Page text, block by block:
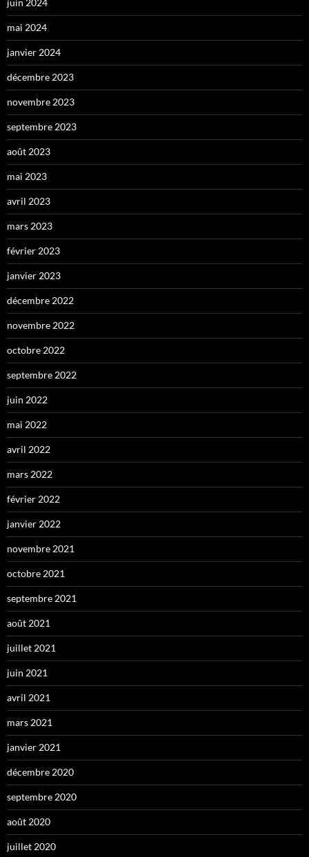
juin 2024
mai 2024
janvier 2024
décembre 2023
novembre 2023
septembre 2023
août 2023
mai 2023
avril 2023
mars 2023
février 2023
janvier 2023
décembre 2022
novembre 2022
octobre 2022
septembre 2022
juin 2022
mai 2022
avril 2022
mars 2022
février 2022
janvier 2022
novembre 2021
octobre 2021
septembre 2021
août 2021
juillet 2021
juin 2021
avril 2021
mars 2021
janvier 2021
décembre 2020
septembre 2020
août 2020
juillet 2020